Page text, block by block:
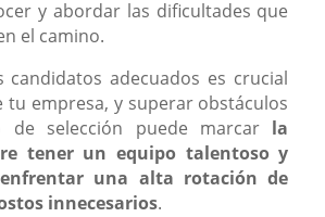
y abordar las dificultades que
el camino.
candidatos adecuados es crucial
tu empresa, y superar obstáculos
de selección puede marcar la
tener un equipo talentoso y
una alta rotación de
innecesarios.